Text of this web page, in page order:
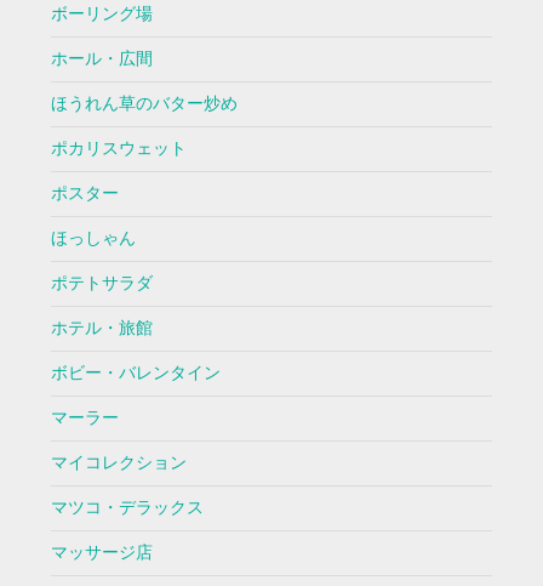
ボーリング場
ホール・広間
ほうれん草のバター炒め
ポカリスウェット
ポスター
ほっしゃん
ポテトサラダ
ホテル・旅館
ボビー・バレンタイン
マーラー
マイコレクション
マツコ・デラックス
マッサージ店